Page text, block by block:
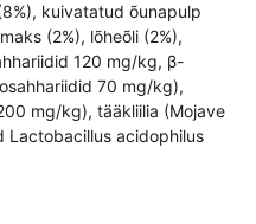
kuivatatud õunapulp
(2%), lõheõli (2%),
120 mg/kg, β-
70 mg/kg),
mg/kg), tääkliilia (Mojave
acidophilus